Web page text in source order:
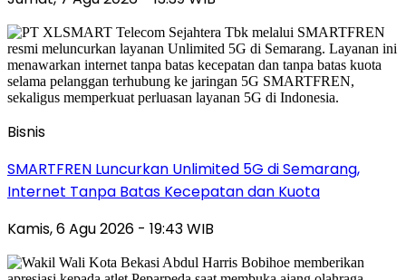
Bisnis
SMARTFREN Luncurkan Unlimited 5G di Semarang,
Internet Tanpa Batas Kecepatan dan Kuota
Kamis, 6 Agu 2026 - 19:43 WIB